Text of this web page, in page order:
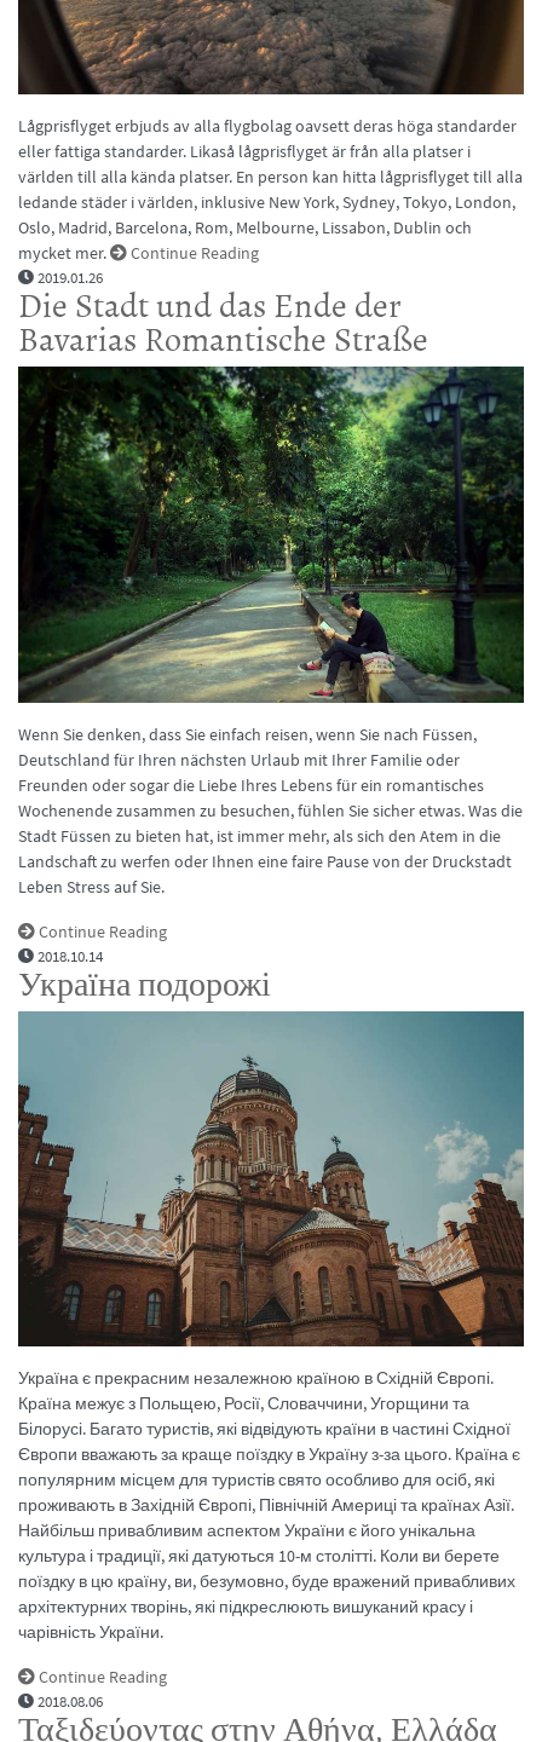
Lågprisflyget erbjuds av alla flygbolag oavsett deras höga standarder
eller fattiga standarder. Likaså lågprisflyget är från alla platser i
världen till alla kända platser. En person kan hitta lågprisflyget till alla
ledande städer i världen, inklusive New York, Sydney, Tokyo, London,
Oslo, Madrid, Barcelona, ​​Rom, Melbourne, Lissabon, Dublin och
mycket mer.
Continue Reading
2019.01.26
Die Stadt und das Ende der
Bavarias Romantische Straße
Wenn Sie denken, dass Sie einfach reisen, wenn Sie nach Füssen,
Deutschland für Ihren nächsten Urlaub mit Ihrer Familie oder
Freunden oder sogar die Liebe Ihres Lebens für ein romantisches
Wochenende zusammen zu besuchen, fühlen Sie sicher etwas. Was die
Stadt Füssen zu bieten hat, ist immer mehr, als sich den Atem in die
Landschaft zu werfen oder Ihnen eine faire Pause von der Druckstadt
Leben Stress auf Sie.
Continue Reading
2018.10.14
Україна подорожі
Україна є прекрасним незалежною країною в Східній Європі.
Країна межує з Польщею, Росії, Словаччини, Угорщини та
Білорусі. Багато туристів, які відвідують країни в частині Східної
Європи вважають за краще поїздку в Україну з-за цього. Країна є
популярним місцем для туристів свято особливо для осіб, які
проживають в Західній Європі, Північній Америці та країнах Азії.
Найбільш привабливим аспектом України є його унікальна
культура і традиції, які датуються 10-м столітті. Коли ви берете
поїздку в цю країну, ви, безумовно, буде вражений привабливих
архітектурних творінь, які підкреслюють вишуканий красу і
чарівність України.
Continue Reading
2018.08.06
Ταξιδεύοντας στην Αθήνα, Ελλάδα